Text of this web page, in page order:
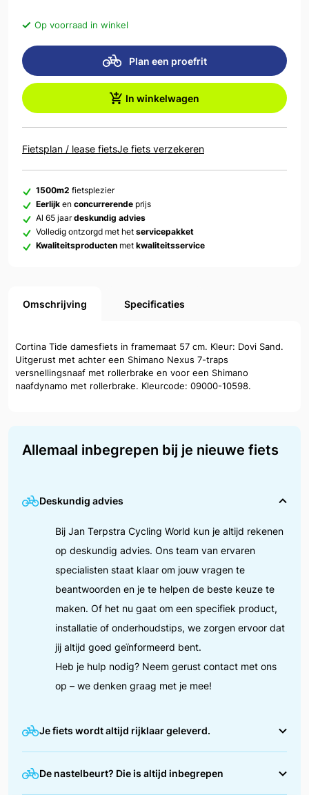
Op voorraad in winkel
Plan een proefrit
In winkelwagen
Fietsplan / lease fietsJe fiets verzekeren
1500m2 fietsplezier
Eerlijk en concurrerende prijs
Al 65 jaardeskundig advies
Volledig ontzorgd met het servicepakket
Kwaliteitsproducten met kwaliteitsservice
Omschrijving Specificaties
Cortina Tide damesfiets in framemaat 57 cm. Kleur: Dovi Sand.
Uitgerust met achter een Shimano Nexus 7-traps
versnellingsnaaf met rollerbrake en voor een Shimano
naafdynamo met rollerbrake. Kleurcode: 09000-10598.
Allemaal inbegrepen bij je nieuwe fiets
Deskundig advies
Bij Jan Terpstra Cycling World kun je altijd rekenen
op deskundig advies. Ons team van ervaren
specialisten staat klaar om jouw vragen te
beantwoorden en je te helpen de beste keuze te
maken. Of het nu gaat om een specifiek product,
installatie of onderhoudstips, we zorgen ervoor dat
jij altijd goed geïnformeerd bent.
Heb je hulp nodig? Neem gerust contact met ons
op – we denken graag met je mee!
Je fiets wordt altijd rijklaar geleverd.
voordat je erop wegrijdt. Tijdens de afleverbeurt
De nastelbeurt? Die is altijd inbegrepen